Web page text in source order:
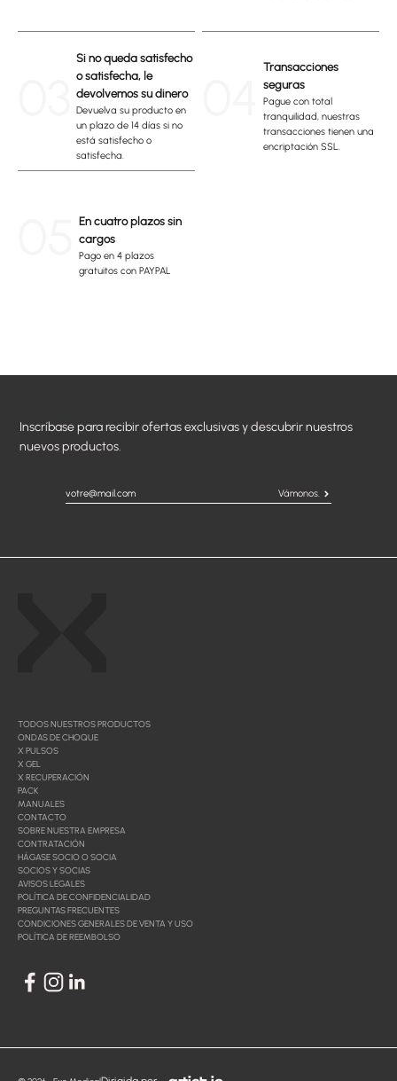
Si no queda satisfecho
o satisfecha, le
devolvemos su dinero
Devuelva su producto en
un plazo de 14 días si no
está satisfecho o
satisfecha.
Transacciones
seguras
Pague con total
tranquilidad, nuestras
transacciones tienen una
encriptación SSL.
En cuatro plazos sin
cargos
Pago en 4 plazos
gratuitos con PAYPAL
Inscríbase para recibir ofertas exclusivas y descubrir nuestros
nuevos productos.
Vámonos.
TODOS NUESTROS PRODUCTOS
ONDAS DE CHOQUE
X PULSOS
X GEL
X RECUPERACIÓN
PACK
MANUALES
CONTACTO
SOBRE NUESTRA EMPRESA
CONTRATACIÓN
HÁGASE SOCIO O SOCIA
SOCIOS Y SOCIAS
AVISOS LEGALES
POLÍTICA DE CONFIDENCIALIDAD
PREGUNTAS FRECUENTES
CONDICIONES GENERALES DE VENTA Y USO
POLÍTICA DE REEMBOLSO